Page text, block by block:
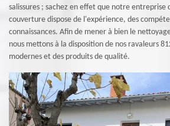
salissures ; sachez en effet que notre entreprise
couverture dispose de l'expérience, des
connaissances. Afin de mener à bien le
nous mettons à la disposition de nos ravaleurs
modernes et des produits de qualité.